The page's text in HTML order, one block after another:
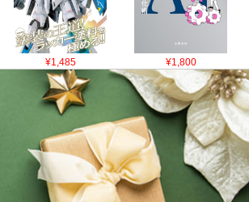
¥1,485 ¥1,800